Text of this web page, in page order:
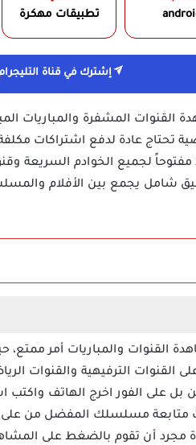
تطبيقات مهكرة
إشترك في قناة
المشفرة والمباريات
تحتاج عادة لدفع اشتراكات
شامل يجمع بين الأفلام
القنوات والمباريات أمر ممتع،
القنوات الترفيهية والقنوات
بل على الفور اخرج الهاتف واكتب
متابعة مسلسلك المفضل من على
مجرد أن تقوم بالضغط على